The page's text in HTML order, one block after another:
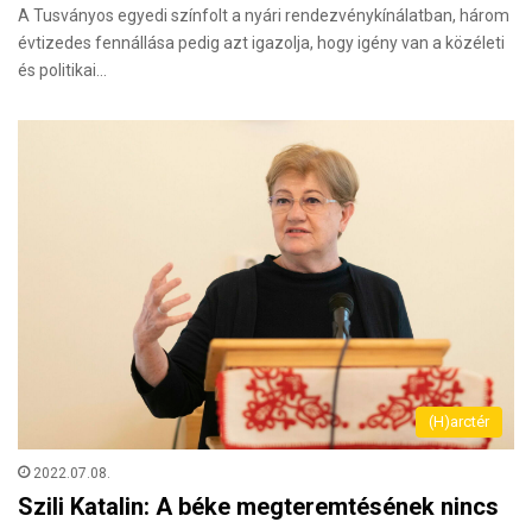
A Tusványos egyedi színfolt a nyári rendezvénykínálatban, három
évtizedes fennállása pedig azt igazolja, hogy igény van a közéleti
és politikai…
(H)arctér
2022.07.08.
Szili Katalin: A béke megteremtésének nincs